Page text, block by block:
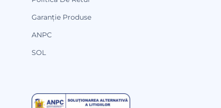
Garanție Produse
ANPC
SOL